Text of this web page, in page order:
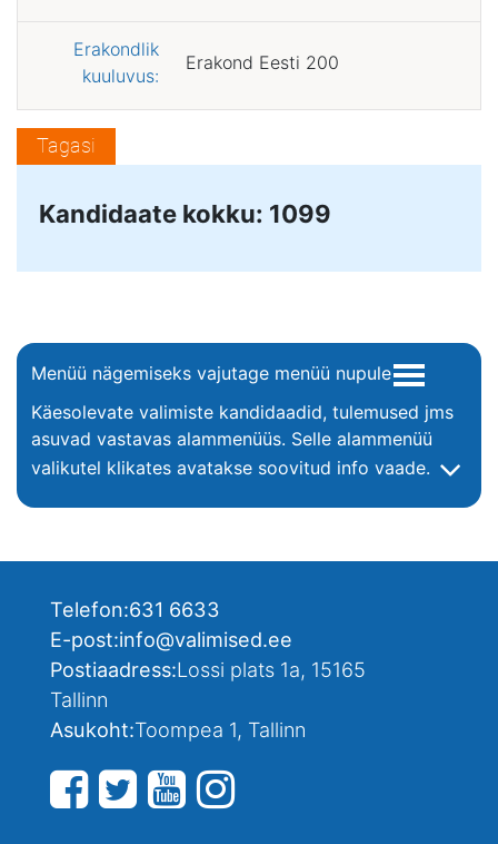
Erakondlik
kuuluvus:
Erakond Eesti 200
Tagasi
Kandidaate kokku: 1099
Menüü nägemiseks vajutage menüü nupule
Käesolevate valimiste kandidaadid, tulemused jms
asuvad vastavas alammenüüs. Selle alammenüü
valikutel klikates avatakse soovitud info vaade.
Telefon:631 6633
E-post:info@valimised.ee
Postiaadress:Lossi plats 1a, 15165
Tallinn
Asukoht:Toompea 1, Tallinn